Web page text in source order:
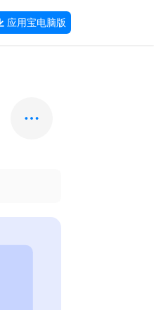
应用宝电脑版